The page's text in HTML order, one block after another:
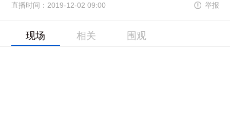
直播时间：2019-12-02 09:00 举报
现场 相关 围观